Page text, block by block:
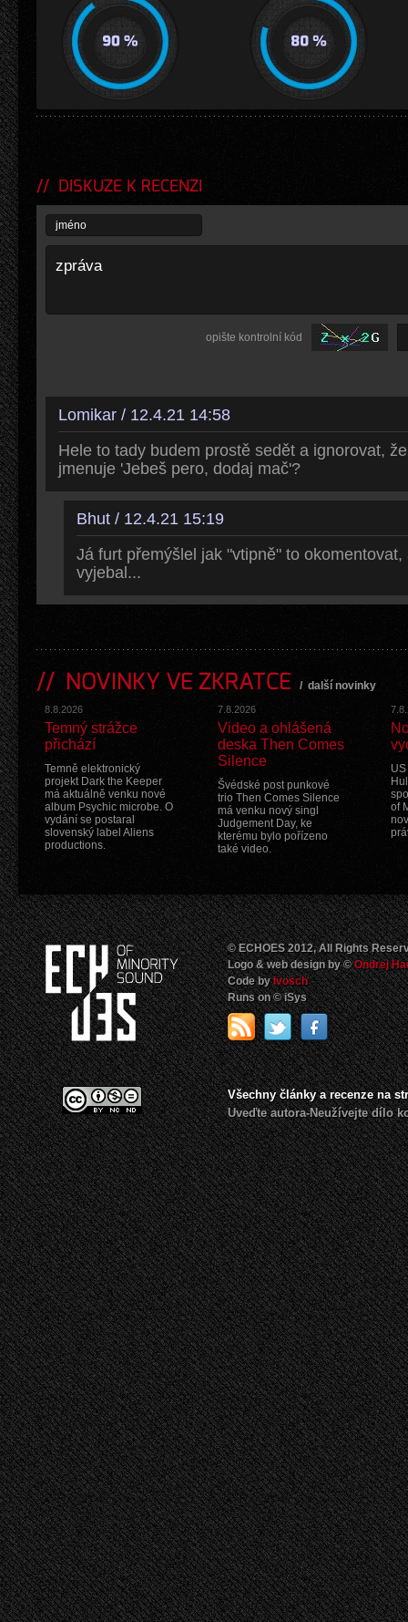
DISKUZE K RECENZI
opište kontrolní kód
Lomikar / 12.4.21 14:58
Hele to tady budem prostě sedět a ignorovat,
jmenuje 'Jebeš pero, dodaj mač'?
Bhut / 12.4.21 15:19
Já furt přemýšlel jak "vtipně" to
vyjebal...
NOVINKY VE ZKRATCE / další novinky
8.8.2026
Temný strážce
přichází
Temně elektronický
projekt Dark the Keeper
má aktuálně venku nové
album Psychic microbe. O
vydání se postaral
slovenský label Aliens
productions.
7.8.2026
Video a ohlášená
deska Then Comes
Silence
Švédské post punkové
trio Then Comes Silence
má venku nový singl
Judgement Day, ke
kterému bylo pořízeno
také video.
of
© ECHOES 2012, All Rights
Logo & web design by ©Ondrej
Code byIvosch
Runs on © iSys
Všechny články a recenze na
Uveďte autora-Neužívejte dílo